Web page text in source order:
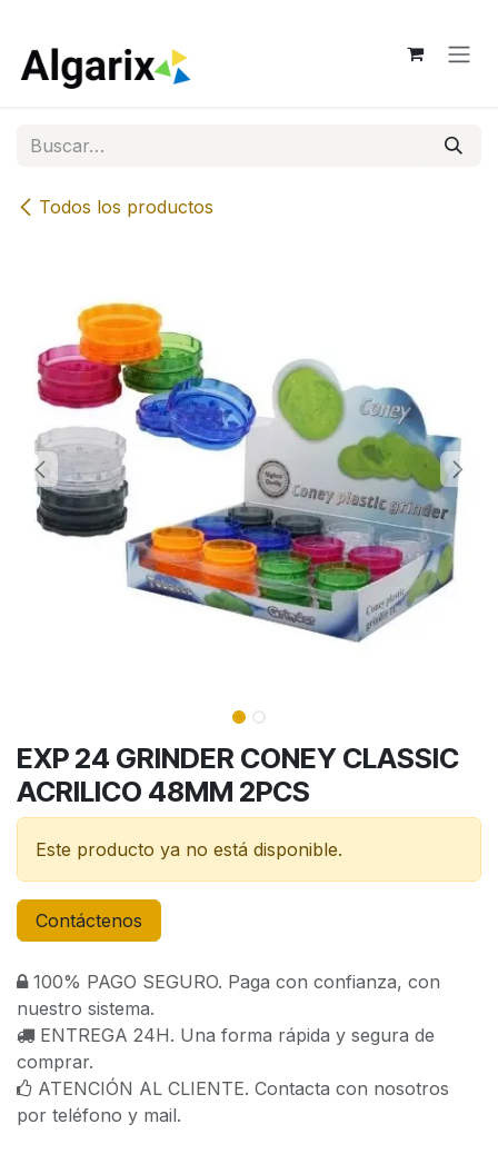
Todos los productos
EXP 24 GRINDER CONEY CLASSIC
ACRILICO 48MM 2PCS
Este producto ya no está disponible.
Contáctenos
100% PAGO SEGURO. Paga con confianza, con
nuestro sistema.
ENTREGA 24H. Una forma rápida y segura de
comprar.
ATENCIÓN AL CLIENTE. Contacta con nosotros
por teléfono y mail.